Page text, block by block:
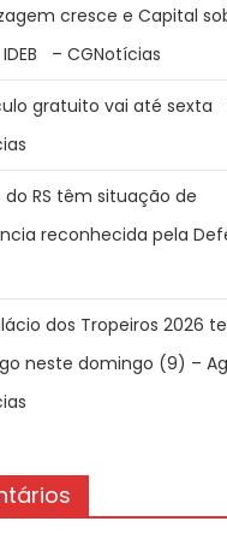
cresce e Capital
– CGNotícias
gratuito vai até sexta
do RS têm situação de
reconhecida pela
dos Tropeiros 2026
neste domingo (9) –